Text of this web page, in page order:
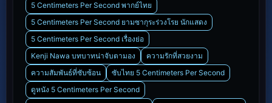
5 Centimeters Per Second พากย์ไทย
5 Centimeters Per Second ยามซากุระร่วงโรย นักแสดง
5 Centimeters Per Second เรื่องย่อ
Kenji Nawa บทบาทน่าจับตามอง
ความรักที่สวยงาม
ความสัมพันธ์ที่ซับซ้อน
ซับไทย 5 Centimeters Per Second
ดูหนัง 5 Centimeters Per Second